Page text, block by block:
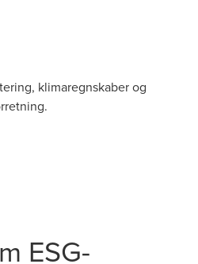
klimaregnskaber og
ESG-